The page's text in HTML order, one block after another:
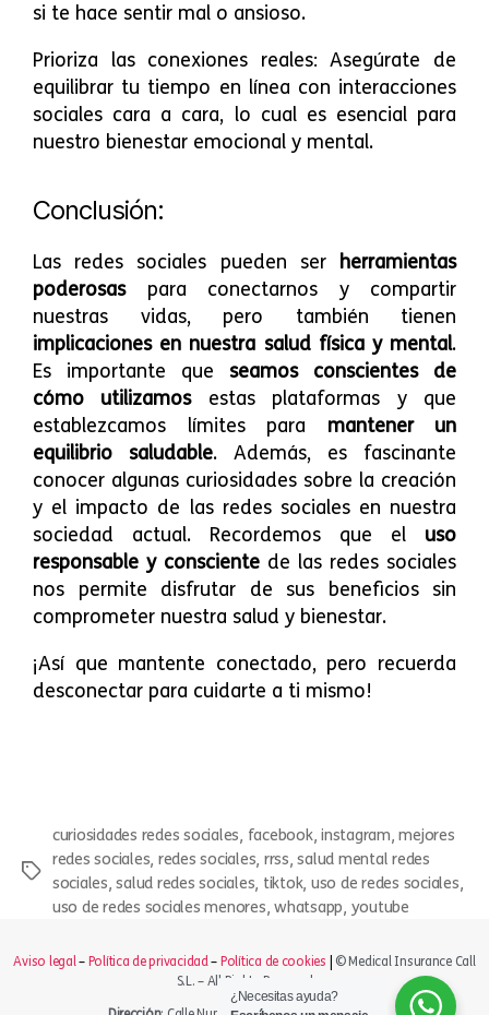
si te hace sentir mal o ansioso.
Prioriza las conexiones reales: Asegúrate de
equilibrar tu tiempo en línea con interacciones
sociales cara a cara, lo cual es esencial para
nuestro bienestar emocional y mental.
Conclusión:
Las redes sociales pueden ser herramientas
poderosaspara conectarnos y compartir
nuestras vidas, pero también tienen
implicaciones en nuestra salud física y mental.
Es importante que seamos conscientes de
cómo utilizamosestas plataformas y que
establezcamos límites para mantener un
equilibrio saludable. Además, es fascinante
conocer algunas curiosidades sobre la creación
y el impacto de las redes sociales en nuestra
sociedad actual. Recordemos que el uso
responsable y consciente de las redes sociales
nos permite disfrutar de sus beneficios sin
comprometer nuestra salud y bienestar.
¡Así que mantente conectado, pero recuerda
desconectar para cuidarte a ti mismo!
curiosidades redes sociales, facebook,instagram,mejores
redes sociales, redes sociales, rrss,salud mental redes
sociales,salud redes sociales, tiktok, uso de redes sociales,
uso de redes sociales menores,whatsapp, youtube
Aviso legal– Política de privacidad– Política de cookies
© Medical Insurance Call
S.L. – All Rights Reserved
¿Necesitas ayuda?